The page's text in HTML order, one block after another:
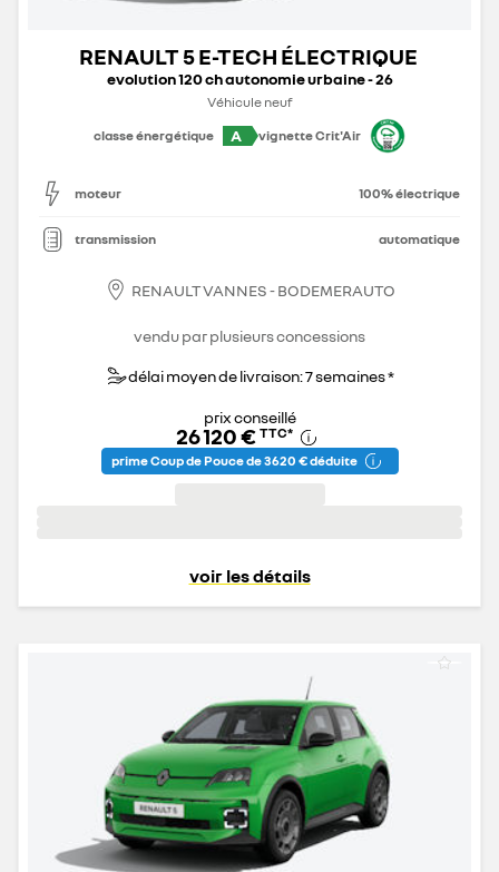
RENAULT 5 E-TECH ÉLECTRIQUE
evolution 120 ch autonomie urbaine - 26
Véhicule neuf
classe énergétique
A vignette Crit'Air
moteur 100% électrique
transmission automatique
RENAULT VANNES - BODEMERAUTO
vendu par plusieurs concessions
délai moyen de livraison: 7 semaines *
prix conseillé
26 120 € TTC*
prime Coup de Pouce de 3 620 € déduite
voir les détails